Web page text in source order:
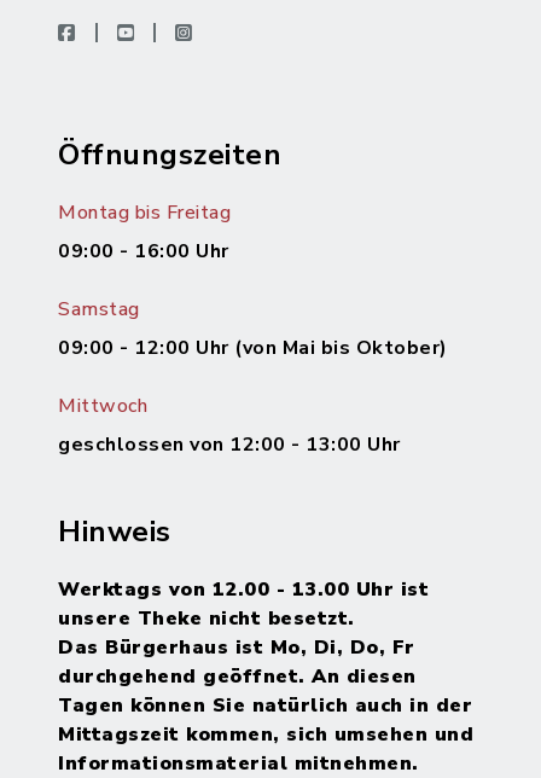
facebookyoutubeinstagram
Öffnungszeiten
Montag bis Freitag
09:00 - 16:00 Uhr
Samstag
09:00 - 12:00 Uhr (von Mai bis Oktober)
Mittwoch
geschlossen von 12:00 - 13:00 Uhr
Hinweis
Werktags von 12.00 - 13.00 Uhr ist
unsere Theke nicht besetzt.
Das Bürgerhaus ist Mo, Di, Do, Fr
durchgehend geöffnet. An diesen
Tagen können Sie natürlich auch in der
Mittagszeit kommen, sich umsehen und
Informationsmaterial mitnehmen.